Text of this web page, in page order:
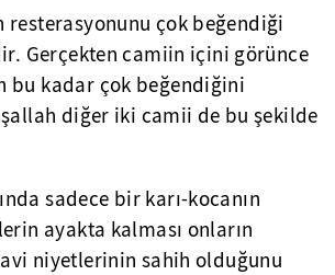
resterasyonunu çok beğendiği
Gerçekten camiin içini görünce
bu kadar çok beğendiğini
diğer iki camii de bu şekilde
sadece bir karı-kocanın
ayakta kalması onların
niyetlerinin sahih olduğunu